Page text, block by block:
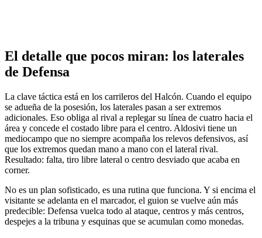
El detalle que pocos miran: los laterales
de Defensa
La clave táctica está en los carrileros del Halcón. Cuando el equipo
se adueña de la posesión, los laterales pasan a ser extremos
adicionales. Eso obliga al rival a replegar su línea de cuatro hacia el
área y concede el costado libre para el centro. Aldosivi tiene un
mediocampo que no siempre acompaña los relevos defensivos, así
que los extremos quedan mano a mano con el lateral rival.
Resultado: falta, tiro libre lateral o centro desviado que acaba en
corner.
No es un plan sofisticado, es una rutina que funciona. Y si encima el
visitante se adelanta en el marcador, el guion se vuelve aún más
predecible: Defensa vuelca todo al ataque, centros y más centros,
despejes a la tribuna y esquinas que se acumulan como monedas.